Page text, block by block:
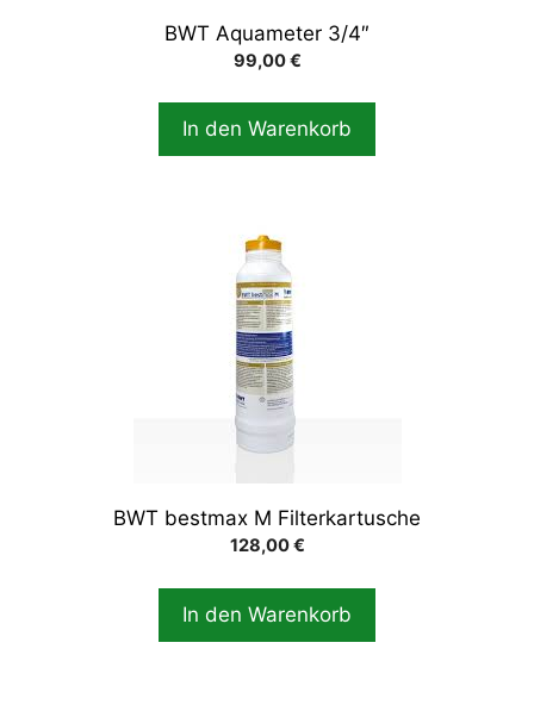
BWT Aquameter 3/4″
99,00€
In den Warenkorb
BWT bestmax M Filterkartusche
128,00€
In den Warenkorb